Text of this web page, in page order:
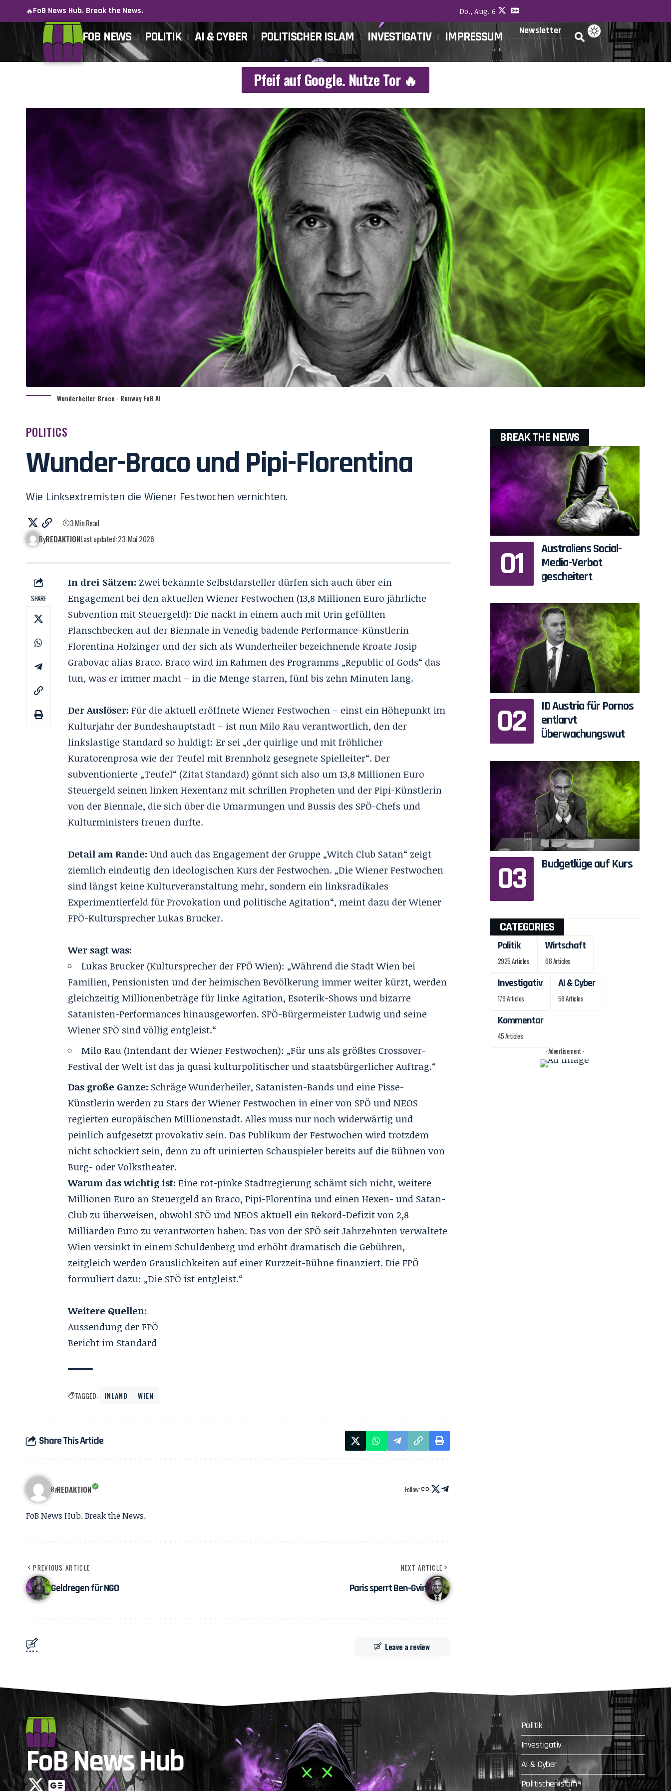
🔥FoB News Hub. Break the News. Do., Aug. 6
FOB NEWS POLITIK AI & CYBER POLITISCHER ISLAM INVESTIGATIV IMPRESSUM Newsletter
Pfeif auf Google. Nutze Tor 🔥
Wunderheiler Braco - Runway FoB AI
POLITICS
Wunder-Braco und Pipi-Florentina
Wie Linksextremisten die Wiener Festwochen vernichten.
ByREDAKTIONLast updated: 23. Mai 2026
3 Min Read
SHARE
In drei Sätzen: Zwei bekannte Selbstdarsteller dürfen sich auch über ein
Engagement bei den aktuellen Wiener Festwochen (13,8 Millionen Euro jährliche
Subvention mit Steuergeld): Die nackt in einem auch mit Urin gefüllten
Planschbecken auf der Biennale in Venedig badende Performance-Künstlerin
Florentina Holzinger und der sich als Wunderheiler bezeichnende Kroate Josip
Grabovac alias Braco. Braco wird im Rahmen des Programms „Republic of Gods“ das
tun, was er immer macht – in die Menge starren, fünf bis zehn Minuten lang.
Der Auslöser: Für die aktuell eröffnete Wiener Festwochen – einst ein Höhepunkt im
Kulturjahr der Bundeshauptstadt – ist nun Milo Rau verantwortlich, den der
linkslastige Standard so huldigt: Er sei „der quirlige und mit fröhlicher
Kuratorenprosa wie der Teufel mit Brennholz gesegnete Spielleiter“. Der
subventionierte „Teufel“ (Zitat Standard) gönnt sich also um 13,8 Millionen Euro
Steuergeld seinen linken Hexentanz mit schrillen Propheten und der Pipi-Künstlerin
von der Biennale, die sich über die Umarmungen und Bussis des SPÖ-Chefs und
Kulturministers freuen durfte.
Detail am Rande:Und auch das Engagement der Gruppe „Witch Club Satan“ zeigt
ziemlich eindeutig den ideologischen Kurs der Festwochen. „Die Wiener Festwochen
sind längst keine Kulturveranstaltung mehr, sondern ein linksradikales
Experimentierfeld für Provokation und politische Agitation“, meint dazu der Wiener
FPÖ-Kultursprecher Lukas Brucker.
Wer sagt was:
Lukas Brucker (Kultursprecher der FPÖ Wien): „Während die Stadt Wien bei
Familien, Pensionisten und der heimischen Bevölkerung immer weiter kürzt, werden
gleichzeitig Millionenbeträge für linke Agitation, Esoterik-Shows und bizarre
Satanisten-Performances hinausgeworfen. SPÖ-Bürgermeister Ludwig und seine
Wiener SPÖ sind völlig entgleist.“
Milo Rau (Intendant der Wiener Festwochen): „Für uns als größtes Crossover-
Festival der Welt ist das ja quasi kulturpolitischer und staatsbürgerlicher Auftrag.“
Das große Ganze: Schräge Wunderheiler, Satanisten-Bands und eine Pisse-
Künstlerin werden zu Stars der Wiener Festwochen in einer von SPÖ und NEOS
regierten europäischen Millionenstadt. Alles muss nur noch widerwärtig und
peinlich aufgesetzt provokativ sein. Das Publikum der Festwochen wird trotzdem
nicht schockiert sein, denn zu oft urinierten Schauspieler bereits auf die Bühnen von
Burg- oder Volkstheater.
Warum das wichtig ist: Eine rot-pinke Stadtregierung schämt sich nicht, weitere
Millionen Euro an Steuergeld an Braco, Pipi-Florentina und einen Hexen- und Satan-
Club zu überweisen, obwohl SPÖ und NEOS aktuell ein Rekord-Defizit von 2,8
Milliarden Euro zu verantworten haben. Das von der SPÖ seit Jahrzehnten verwaltete
Wien versinkt in einem Schuldenberg und erhöht dramatisch die Gebühren,
zeitgleich werden Grauslichkeiten auf einer Kurzzeit-Bühne finanziert. Die FPÖ
formuliert dazu: „Die SPÖ ist entgleist.“
Weitere Quellen:
Aussendung der FPÖ
Bericht im Standard
TAGGED: INLAND WIEN
Share This Article
ByREDAKTION Follow:
FoB News Hub. Break the News.
PREVIOUS ARTICLE
Geldregen für NGO
NEXT ARTICLE
Paris sperrt Ben-Gvir
Leave a review
BREAK THE NEWS
Australiens Social-
Media-Verbot
gescheitert
ID Austria für Pornos
entlarvt
Überwachungswut
Budgetlüge auf Kurs
CATEGORIES
Politik
2925 Articles
Wirtschaft
68 Articles
Investigativ
179 Articles
AI & Cyber
58 Articles
Kommentar
45 Articles
- Advertisement -
FoB News Hub
Politik
Investigativ
AI & Cyber
Politischer Islam